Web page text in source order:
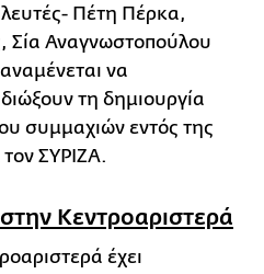
Πέτη Πέρκα,
Σία Αναγνωστοπούλου
να
τη δημιουργία
συμμαχιών εντός της
ΣΥΡΙΖΑ.
Κεντροαριστερά
έχει